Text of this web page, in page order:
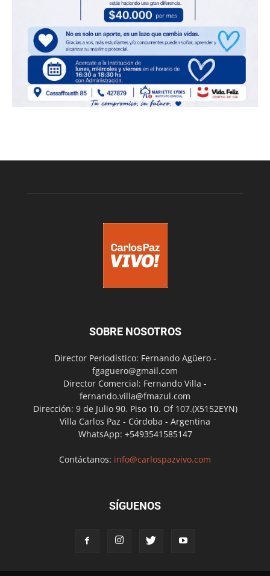
SOBRE NOSOTROS
Director Periodístico: Fernando Agüero -
fgaguero@gmail.com
Director Comercial: Fernando Villa -
fernando.villa@fmazul.com
Dirección: 9 de Julio 90. Piso 10. Of 107.(X5152EYN)
Villa Carlos Paz - Córdoba - Argentina
WhatsApp: +5493541585147
Contáctanos: info@carlospazvivo.com
SÍGUENOS